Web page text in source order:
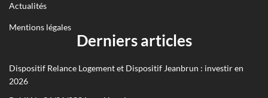
Actualités
Mentions légales
Derniers articles
Dispositif Relance Logement et Dispositif Jeanbrun : investir en
2026